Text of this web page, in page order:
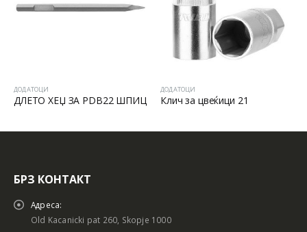
ДОДАТОЦИ
ДЛЕТО ХЕЏ ЗА PDB22 ШПИЦ
ДОДАТОЦИ
Клич за цвеќици 21
БРЗ КОНТАКТ
Адреса:
Old Kacanicki pat 260, Skopje 1000